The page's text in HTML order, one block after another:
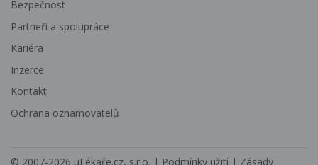
Bezpečnost
Partneři a spolupráce
Kariéra
Inzerce
Kontakt
Ochrana oznamovatelů
© 2007-2026 uLékaře.cz, s.r.o. | Podmínky užití | Zásady